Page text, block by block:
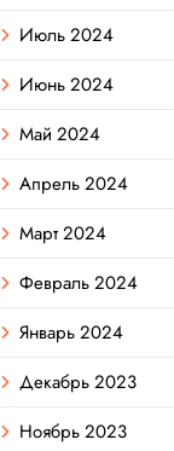
Июль 2024
Июнь 2024
Май 2024
Апрель 2024
Март 2024
Февраль 2024
Январь 2024
Декабрь 2023
Ноябрь 2023